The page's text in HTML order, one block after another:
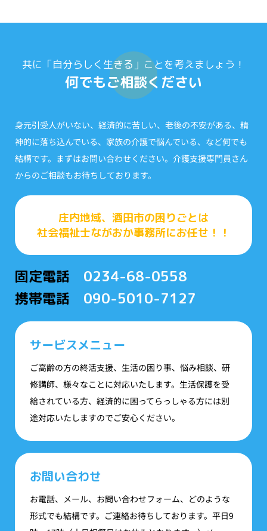
共に「自分らしく生きる」ことを考えましょう！
何でもご相談ください
身元引受人がいない、経済的に苦しい、老後の不安がある、精
神的に落ち込んでいる、家族の介護で悩んでいる、など何でも
結構です。まずはお問い合わせください。介護支援専門員さん
からのご相談もお待ちしております。
庄内地域、酒田市の困りごとは
社会福祉士ながおか事務所にお任せ！！
固定電話 0234-68-0558
携帯電話 090-5010-7127
サービスメニュー
ご高齢の方の終活支援、生活の困り事、悩み相談、研
修講師、様々なことに対応いたします。生活保護を受
給されている方、経済的に困ってらっしゃる方には別
途対応いたしますのでご安心ください。
お問い合わせ
お電話、メール、お問い合わせフォーム、どのような
形式でも結構です。ご連絡お待ちしております。平日9